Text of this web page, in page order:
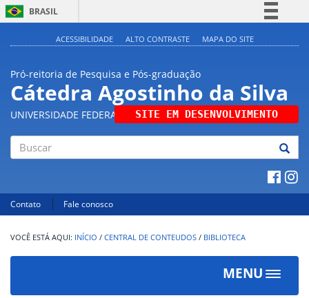
BRASIL
Participe
Acesso à informação
Legislação
Canais
ACESSIBILIDADE ALTO CONTRASTE MAPA DO SITE
Pró-reitoria de Pesquisa e Pós-graduação
Cátedra Agostinho da Silva
UNIVERSIDADE FEDERAL DE UBERLÂNDIASITE EM DESENVOLVIMENTO
Contato Fale conosco
INÍCIO / CENTRAL DE CONTEUDOS / BIBLIOTECA
MENU
Toggle